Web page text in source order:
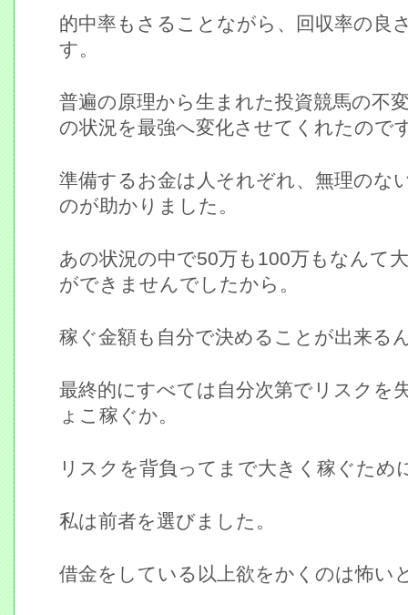
的中率もさることながら、回収率の良
す。
普遍の原理から生まれた投資競馬の不
の状況を最強へ変化させてくれたので
準備するお金は人それぞれ、無理のな
のが助かりました。
あの状況の中で50万も100万もなんて
ができませんでしたから。
稼ぐ金額も自分で決めることが出来る
最終的にすべては自分次第でリスクを
ょこ稼ぐか。
リスクを背負ってまで大きく稼ぐため
私は前者を選びました。
借金をしている以上欲をかくのは怖い